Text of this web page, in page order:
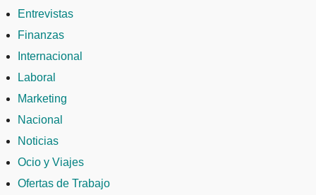
Entrevistas
Finanzas
Internacional
Laboral
Marketing
Nacional
Noticias
Ocio y Viajes
Ofertas de Trabajo